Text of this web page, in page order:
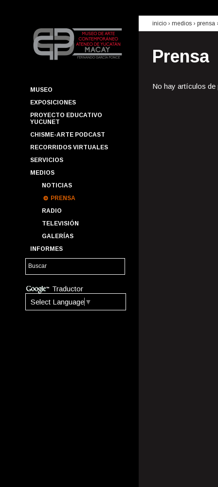
MUSEO
EXPOSICIONES
PROYECTO EDUCATIVO
YUCUNET
CHISME-ARTE PODCAST
RECORRIDOS VIRTUALES
SERVICIOS
MEDIOS
NOTICIAS
PRENSA
RADIO
TELEVISIÓN
GALERÍAS
INFORMES
Traductor
Select Language ▼
inicio › medios › prensa
Prensa
No hay artículos de